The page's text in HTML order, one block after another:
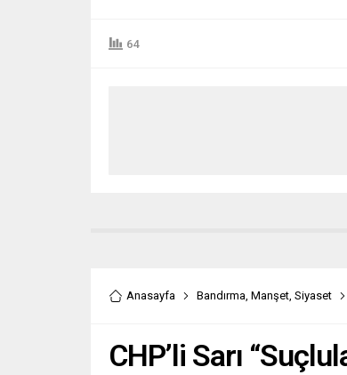
64
Anasayfa Bandırma, Manşet, Siyaset
CHP’li Sarı